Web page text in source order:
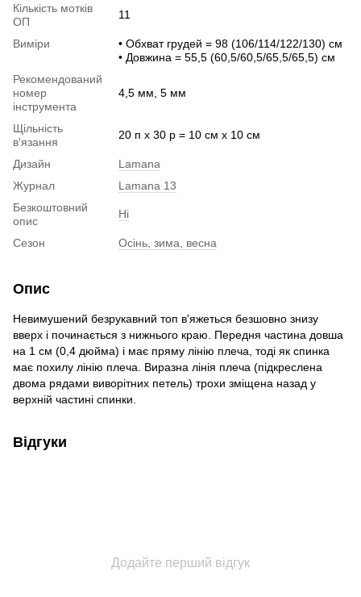
Кількість мотків
ОП
11
Виміри
• Обхват грудей = 98 (106/114/122/130) см
• Довжина = 55,5 (60,5/60,5/65,5/65,5) см
Рекомендований
номер
інструмента
4,5 мм, 5 мм
Щільність
в'язання
20 п х 30 р = 10 см х 10 см
Дизайн
Lamana
Журнал
Lamana 13
Безкоштовний
опис
Ні
Сезон Осінь, зима, весна
Опис
Невимушений безрукавний топ в'яжеться безшовно знизу
вверх і починається з нижнього краю. Передня частина довша
на 1 см (0,4 дюйма) і має пряму лінію плеча, тоді як спинка
має похилу лінію плеча. Виразна лінія плеча (підкреслена
двома рядами виворітних петель) трохи зміщена назад у
верхній частині спинки.
Відгуки
Додайте перший відгук